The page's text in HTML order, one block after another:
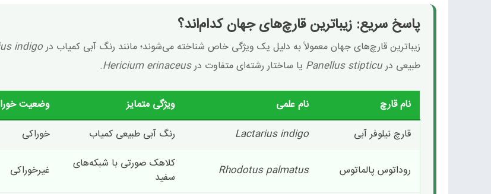
پاسخ سریع: زیباترین قارچ‌های جهان کدام‌اند؟
زیباترین قارچ‌های جهان معمولاً به دلیل یک ویژگی خاص شناخته می‌شوند؛ مانند رنگ آبی کمیاب درindigo
طبیعی درPanellus stipticu یا ساختار رشته‌ای متفاوت درHericium erinaceus
.
نام قارچ نام علمی ویژگی متمایز
وضعیت
قارچ نیلوفر آبی
Lactarius indigo رنگ آبی طبیعی کمیاب خوراکی
روداتوس پالماتوس Rhodotus palmatus
کلاهک صورتی با شبکه‌های
سفید
غیرخوراکی